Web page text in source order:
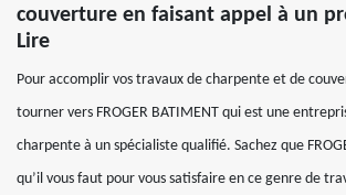
couverture en faisant appel à un
Lire
Pour accomplir vos travaux de charpente et de
tourner vers FROGER BATIMENT qui est une
charpente à un spécialiste qualifié. Sachez que
qu’il vous faut pour vous satisfaire en ce genre de